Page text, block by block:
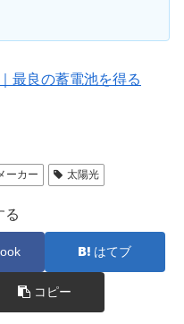
最良の蓄電池を得る
ーカー 太陽光
る
はてブ
コピー